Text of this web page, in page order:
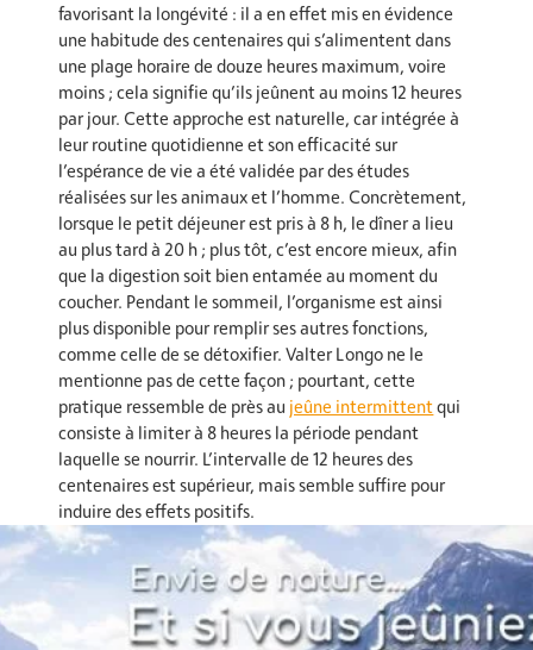
favorisant la longévité : il a en effet mis en évidence
une habitude des centenaires qui s’alimentent dans
une plage horaire de douze heures maximum, voire
moins ; cela signifie qu’ils jeûnent au moins 12 heures
par jour. Cette approche est naturelle, car intégrée à
leur routine quotidienne et son efficacité sur
l’espérance de vie a été validée par des études
réalisées sur les animaux et l’homme. Concrètement,
lorsque le petit déjeuner est pris à 8 h, le dîner a lieu
au plus tard à 20 h ; plus tôt, c’est encore mieux, afin
que la digestion soit bien entamée au moment du
coucher. Pendant le sommeil, l’organisme est ainsi
plus disponible pour remplir ses autres fonctions,
comme celle de se détoxifier. Valter Longo ne le
mentionne pas de cette façon ; pourtant, cette
pratique ressemble de près au jeûne intermittentqui
consiste à limiter à 8 heures la période pendant
laquelle se nourrir. L’intervalle de 12 heures des
centenaires est supérieur, mais semble suffire pour
induire des effets positifs.